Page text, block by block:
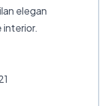
elegan
interior.